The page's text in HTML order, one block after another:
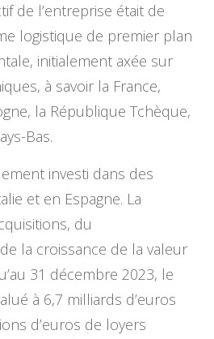
de l’entreprise était de
logistique de premier plan
initialement axée sur
à savoir la France,
la République Tchèque,
Bas.
investi dans des
et en Espagne. La
du
la croissance de la valeur
31 décembre 2023, le
à 6,7 milliards d’euros
d’euros de loyers